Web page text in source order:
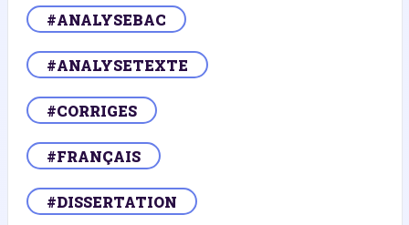
#ANALYSEBAC
#ANALYSETEXTE
#CORRIGES
#FRANÇAIS
#DISSERTATION